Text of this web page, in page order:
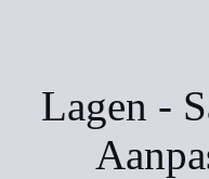
Lagen -